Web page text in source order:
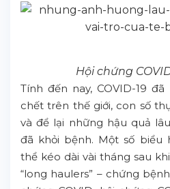
Hội chứng
Tính đến nay, COVID-19
chết trên thế giới, con số
và để lại những hậu quả
đã khỏi bệnh. Một số biểu
thể kéo dài vài tháng sau
“long haulers” – chứng